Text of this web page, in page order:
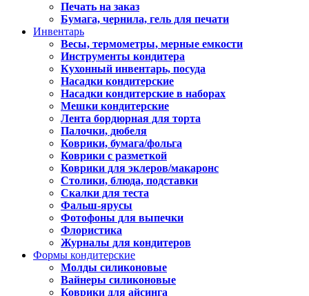
Печать на заказ
Бумага, чернила, гель для печати
Инвентарь
Весы, термометры, мерные емкости
Инструменты кондитера
Кухонный инвентарь, посуда
Насадки кондитерские
Насадки кондитерские в наборах
Мешки кондитерские
Лента бордюрная для торта
Палочки, дюбеля
Коврики, бумага/фольга
Коврики с разметкой
Коврики для эклеров/макаронс
Столики, блюда, подставки
Скалки для теста
Фальш-ярусы
Фотофоны для выпечки
Флористика
Журналы для кондитеров
Формы кондитерские
Молды силиконовые
Вайнеры силиконовые
Коврики для айсинга